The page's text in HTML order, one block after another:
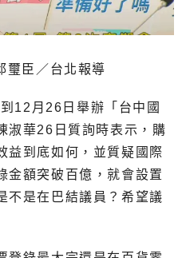
璽臣／台北報導
12月26日舉辦「台中國
淑華26日質詢時表示，購
益到底如何，並質疑國際
金額突破百億，就會設置
不是在巴結議員？希望議